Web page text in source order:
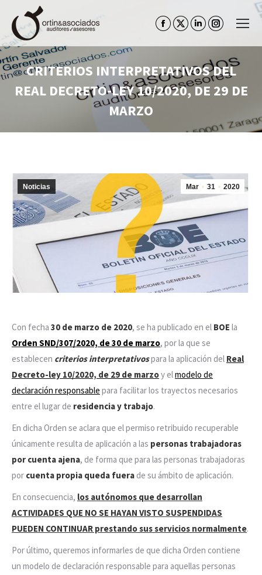
Facebook
page
in
new
Twitter
page
in
new
Linkedin
page
opens
in
new
Instagram
page
opens
in
new
CRITERIOS INTERPRETATIVOS DEL
REAL DECRETO-LEY 10/2020, DE 29 DE
MARZO
Mar 31 2020
Noticias
Con fecha 30 de marzo de 2020, se ha publicado en el BOE la
Orden SND/307/2020, de 30 de marzo, por la que se
establecen criterios interpretativospara la aplicación del Real
Decreto-ley 10/2020, de 29 de marzoy elmodelo de
declaración responsable para facilitar los trayectos necesarios
entre el lugar de residencia y trabajo.
En dicha Orden se aclara que el permiso retribuido recuperable
únicamente resulta de aplicación a las personas trabajadoras
por cuenta ajena, de forma que para las personas trabajadoras
por cuenta propia queda fuera de su ámbito de aplicación.
En consecuencia, los autónomos que desarrollan
ACTIVIDADES QUE NO SE HAYAN VISTO SUSPENDIDAS
PUEDEN CONTINUAR prestando sus servicios normalmente.
Por último, queremos informarles de que dicha Orden contiene
un modelo de declaración responsable para aquellas personas